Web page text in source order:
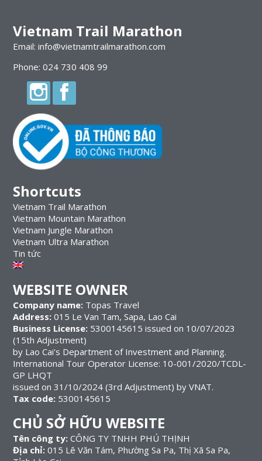
Vietnam Trail Marathon
Email: info@vietnamtrailmarathon.com
Phone: 024 730 408 99
Shortcuts
Vietnam Trail Marathon
Vietnam Mountain Marathon
Vietnam Jungle Marathon
Vietnam Ultra Marathon
Tin tức
WEBSITE OWNER
Company name:Topas Travel
Address:015 Le Van Tam, Sapa, Lao Cai
Business License: 5300145615 issued on 10/07/2023
(15th Adjustment)
by Lao Cai's Department of Investment and Planning.
International Tour Operator License: 10-001/2020/TCDL-
GP LHQT
issued on 31/10/2024 (3rd Adjustment) by VNAT.
Tax code: 5300145615
CHỦ SỞ HỮU WEBSITE
Tên công ty: CÔNG TY TNHH PHÚ THỊNH
Địa chỉ: 015 Lê Văn Tám, Phường Sa Pa, Thị Xã Sa Pa,